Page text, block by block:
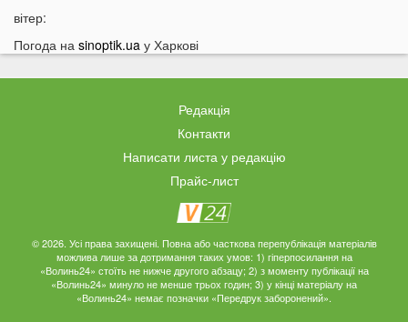
17:36
присутності поліції
Стало відомо, чи накриє Волинь негода найближчим
До Луцька «на щиті» повернеться 43-річний Герой
ПриватБанк списує з карток українців по 200 гривень:
собаку з відділення у аномальну спеку
15:13
Помер чоловік відомої української акторки
Українці дали невтішний прогноз щодо термінів
вітер:
Погода на sinoptik.ua у Харкові
Редакція
Контакти
Написати листа у редакцію
Прайс-лист
© 2026. Усі права захищені. Повна або часткова перепублікація матеріалів
можлива лише за дотримання таких умов: 1) гіперпосилання на
«Волинь24» стоїть не нижче другого абзацу; 2) з моменту публікації на
«Волинь24» минуло не менше трьох годин; 3) у кінці матеріалу на
«Волинь24» немає позначки «Передрук заборонений».